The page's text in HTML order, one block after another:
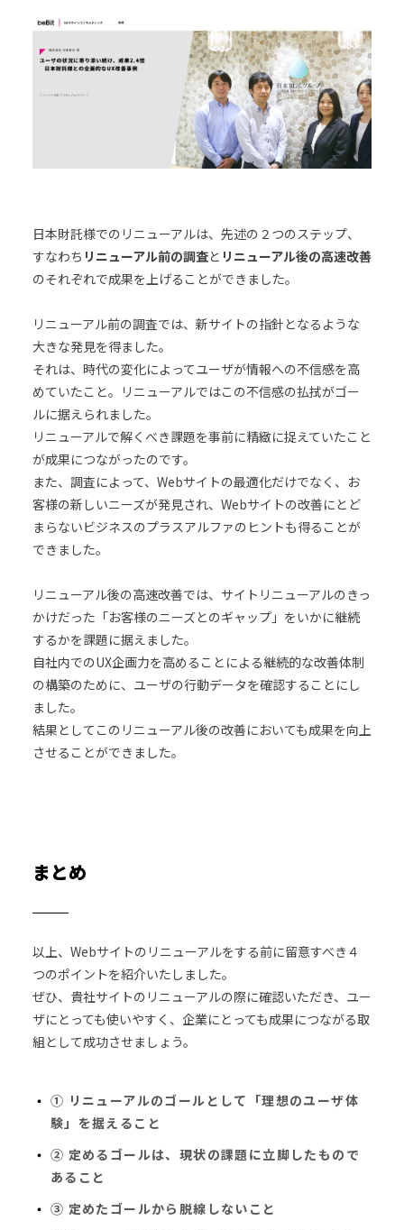
日本財託様でのリニューアルは、先述の２つのステップ、
すなわち リニューアル前の調査と リニューアル後の高速改善
のそれぞれで成果を上げることができました。
リニューアル前の調査では、新サイトの指針となるような
大きな発見を得ました。
それは、時代の変化によってユーザが情報への不信感を高
めていたこと。リニューアルではこの不信感の払拭がゴー
ルに据えられました。
リニューアルで解くべき課題を事前に精緻に捉えていたこと
が成果につながったのです。
また、調査によって、Webサイトの最適化だけでなく、お
客様の新しいニーズが発見され、Webサイトの改善にとど
まらないビジネスのプラスアルファのヒントも得ることが
できました。
リニューアル後の高速改善では、サイトリニューアルのきっ
かけだった「お客様のニーズとのギャップ」をいかに継続
するかを課題に据えました。
自社内でのUX企画力を高めることによる継続的な改善体制
の構築のために、ユーザの行動データを確認することにし
ました。
結果としてこのリニューアル後の改善においても成果を向上
させることができました。
まとめ
以上、Webサイトのリニューアルをする前に留意すべき４
つのポイントを紹介いたしました。
ぜひ、貴社サイトのリニューアルの際に確認いただき、ユー
ザにとっても使いやすく、企業にとっても成果につながる取
組として成功させましょう。
① リニューアルのゴールとして「理想のユーザ体
験」を据えること
② 定めるゴールは、現状の課題に立脚したもので
あること
③ 定めたゴールから脱線しないこと